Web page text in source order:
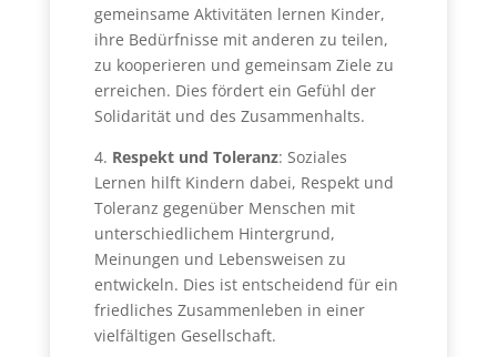
gemeinsame Aktivitäten lernen Kinder,
ihre Bedürfnisse mit anderen zu teilen,
zu kooperieren und gemeinsam Ziele zu
erreichen. Dies fördert ein Gefühl der
Solidarität und des Zusammenhalts.
4. Respekt und Toleranz: Soziales
Lernen hilft Kindern dabei, Respekt und
Toleranz gegenüber Menschen mit
unterschiedlichem Hintergrund,
Meinungen und Lebensweisen zu
entwickeln. Dies ist entscheidend für ein
friedliches Zusammenleben in einer
vielfältigen Gesellschaft.